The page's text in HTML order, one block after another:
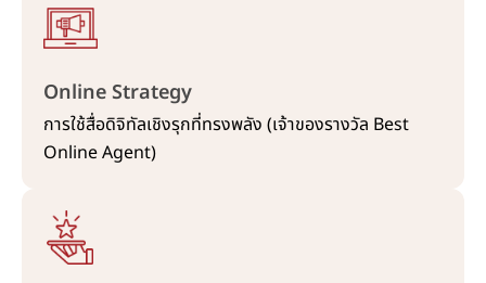
Online Strategy
การใช้สื่อดิจิทัลเชิงรุกที่ทรงพลัง (เจ้าของรางวัล Best
Online Agent)